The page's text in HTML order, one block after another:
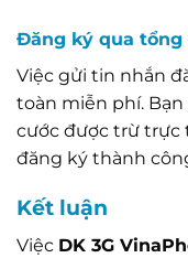
Đăng ký qua tổng
Việc gửi tin nhắn
toàn miễn phí.
cước được trừ trực
đăng ký thành
Kết luận
Việc DK 3G